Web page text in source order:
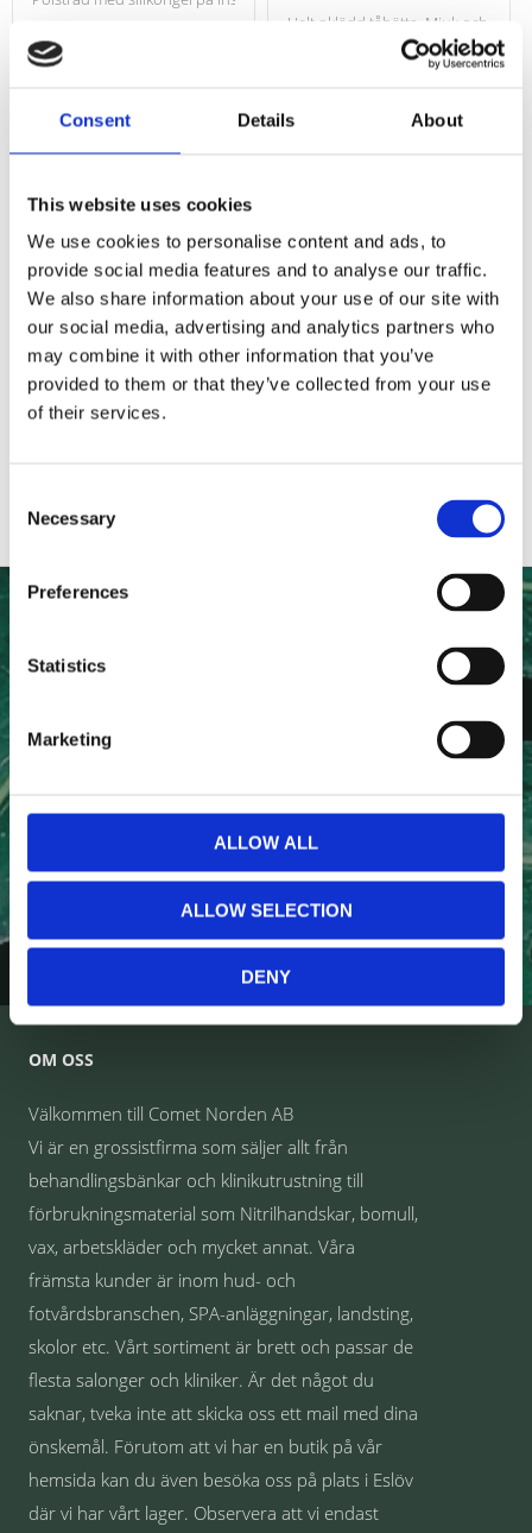
Consent Details About
This website uses cookies
We use cookies to personalise content and ads, to
provide social media features and to analyse our traffic.
We also share information about your use of our site with
our social media, advertising and analytics partners who
may combine it with other information that you’ve
provided to them or that they’ve collected from your use
of their services.
Selection
Necessary
Preferences
Statistics
Marketing
ALLOW ALL
ALLOW SELECTION
DENY
Du
Helt oklädd tåhätta. Mjuk och
PRENUMERERA
OM OSS
Välkommen till Comet Norden AB
Vi är en grossistfirma som säljer allt från
behandlingsbänkar och klinikutrustning till
förbrukningsmaterial som Nitrilhandskar, bomull,
vax, arbetskläder och mycket annat. Våra
främsta kunder är inom hud- och
fotvårdsbranschen, SPA-anläggningar, landsting,
skolor etc. Vårt sortiment är brett och passar de
flesta salonger och kliniker. Är det något du
saknar, tveka inte att skicka oss ett mail med dina
önskemål. Förutom att vi har en butik på vår
hemsida kan du även besöka oss på plats i Eslöv
där vi har vårt lager. Observera att vi endast